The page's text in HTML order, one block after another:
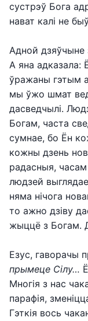
сустрэў Бога
нават калі не
Адной дзяўчыне
А яна адказала:
ўражаны гэтым
мы ўжо шмат
дасведчылі.
Богам, часта
сумнае, бо Ён
кожны дзень
радасныя,
людзей
няма нічога
то ажно дзіву
жыццё з Богам.
Езус, гаворачы
прымеце Сілу…
Многія з нас
парафія,
Гэткія вось